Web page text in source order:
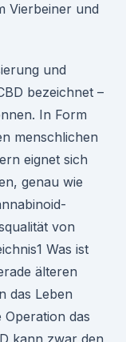
Vierbeiner und
und
bezeichnet –
In Form
menschlichen
eignet sich
genau wie
von
Was ist
älteren
das Leben
das
kann zwar den